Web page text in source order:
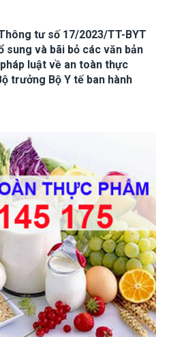
tư số 17/2023/TT-BYT
sung và bãi bỏ các văn bản
luật về an toàn thực
trưởng Bộ Y tế ban hành